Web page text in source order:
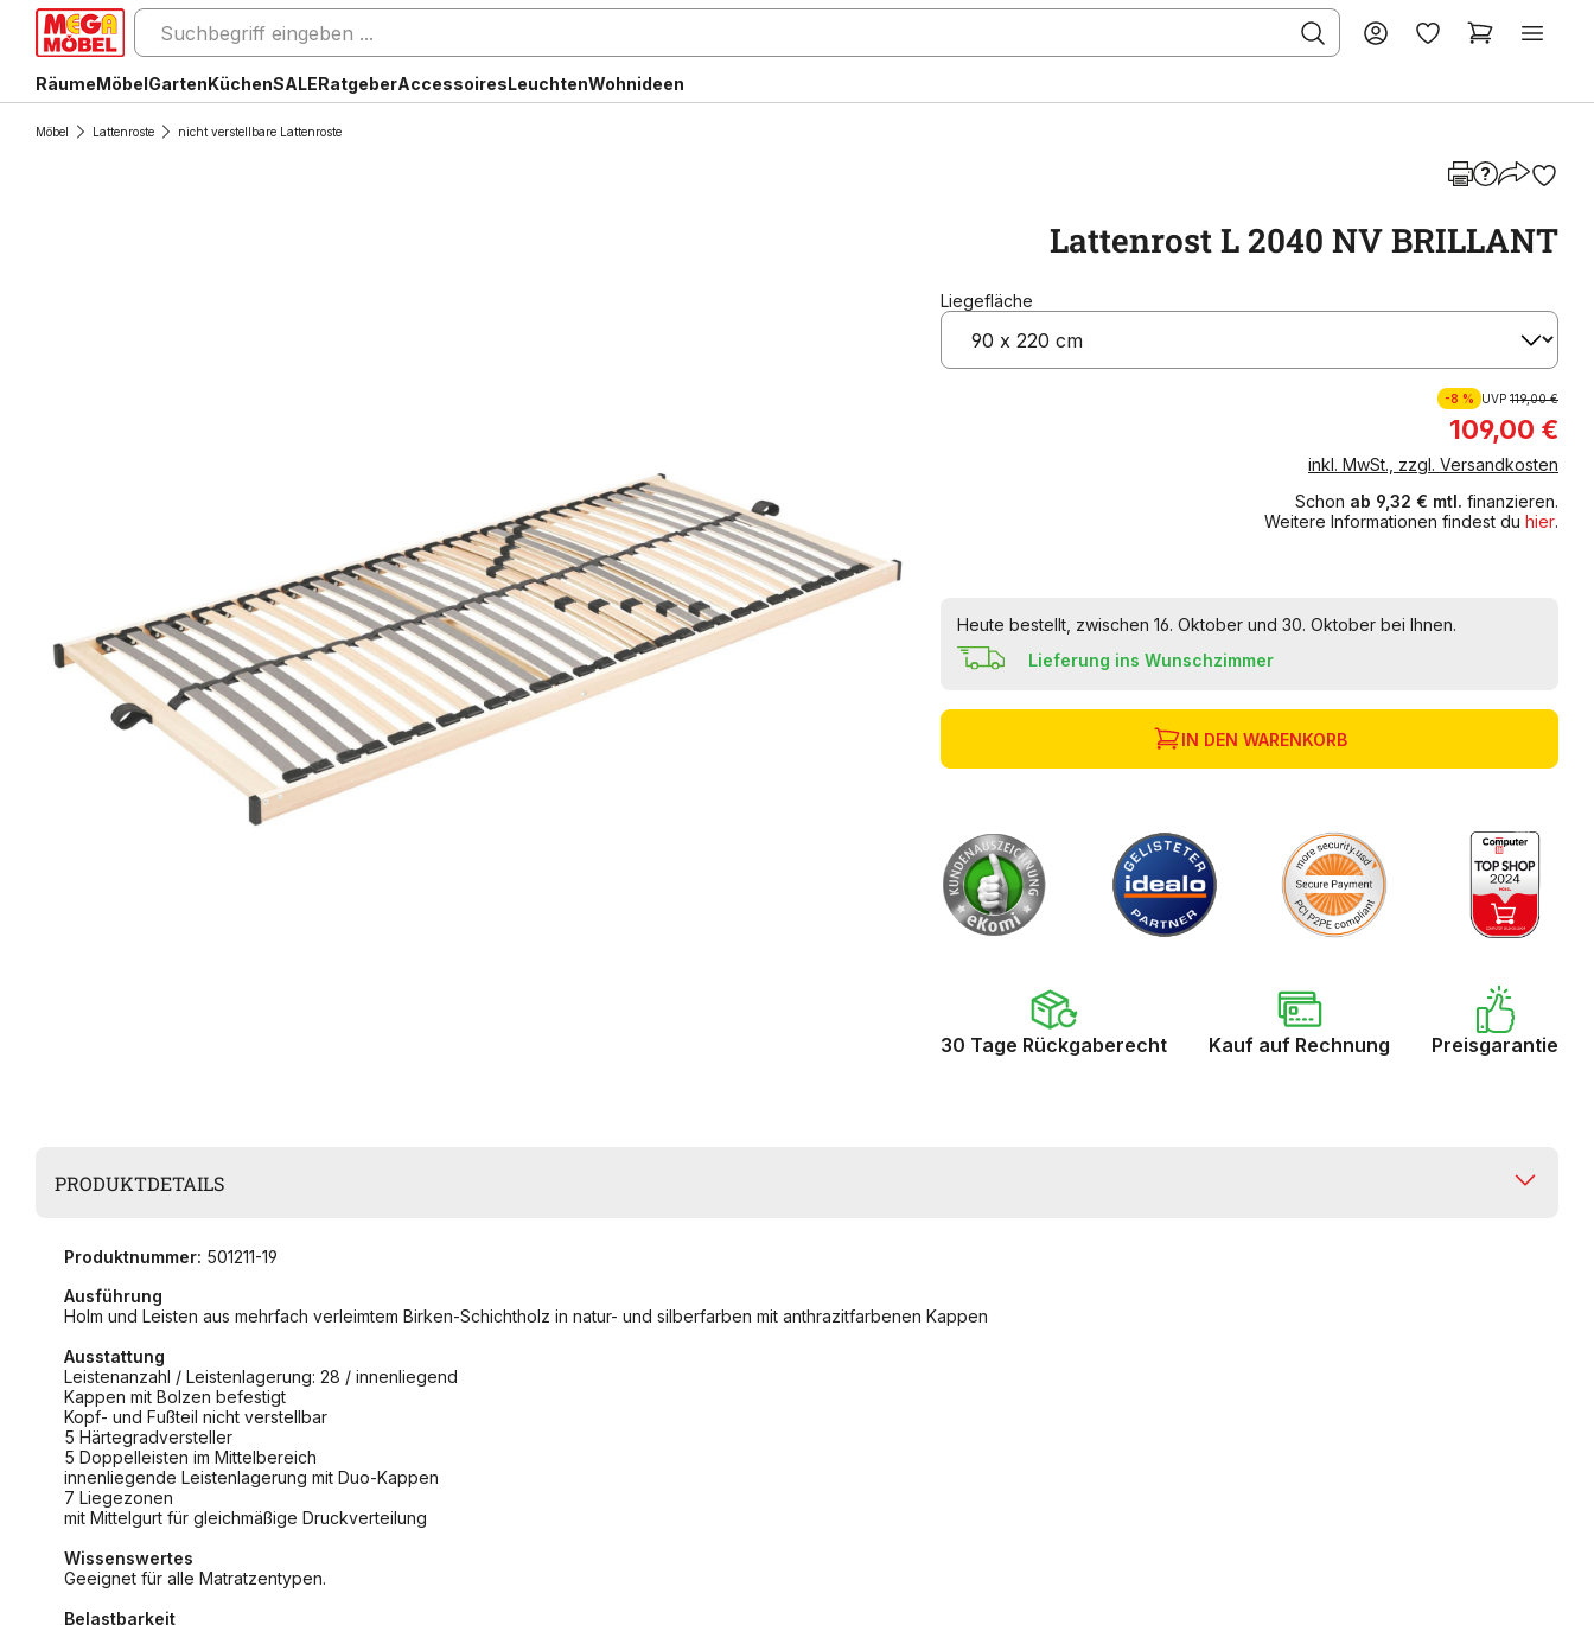
RäumeMöbelGartenKüchenSALERatgeberAccessoiresLeuchtenWohnideen
Möbel Lattenroste nicht verstellbare Lattenroste
Lattenrost L 2040 NV BRILLANT
Liegefläche
-8 % UVP 119,00 €
109,00 €
inkl. MwSt., zzgl. Versandkosten
Schon ab 9,32 € mtl. finanzieren.
Weitere Informationen findest du hier.
Heute bestellt, zwischen 16. Oktober und 30. Oktober bei Ihnen.
Lieferung ins Wunschzimmer
IN DEN WARENKORB
30 Tage Rückgaberecht Kauf auf Rechnung Preisgarantie
PRODUKTDETAILS
Produktnummer: 501211-19
Ausführung
Holm und Leisten aus mehrfach verleimtem Birken-Schichtholz in natur- und silberfarben mit anthrazitfarbenen Kappen
Ausstattung
Leistenanzahl / Leistenlagerung: 28 / innenliegend
Kappen mit Bolzen befestigt
Kopf- und Fußteil nicht verstellbar
5 Härtegradversteller
5 Doppelleisten im Mittelbereich
innenliegende Leistenlagerung mit Duo-Kappen
7 Liegezonen
mit Mittelgurt für gleichmäßige Druckverteilung
Wissenswertes
Geeignet für alle Matratzentypen.
Belastbarkeit